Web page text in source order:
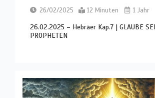
26/02/2025 12 Minuten 1 Jahr
26.02.2025 – Hebräer Kap.7 | GLAUBE
PROPHETEN